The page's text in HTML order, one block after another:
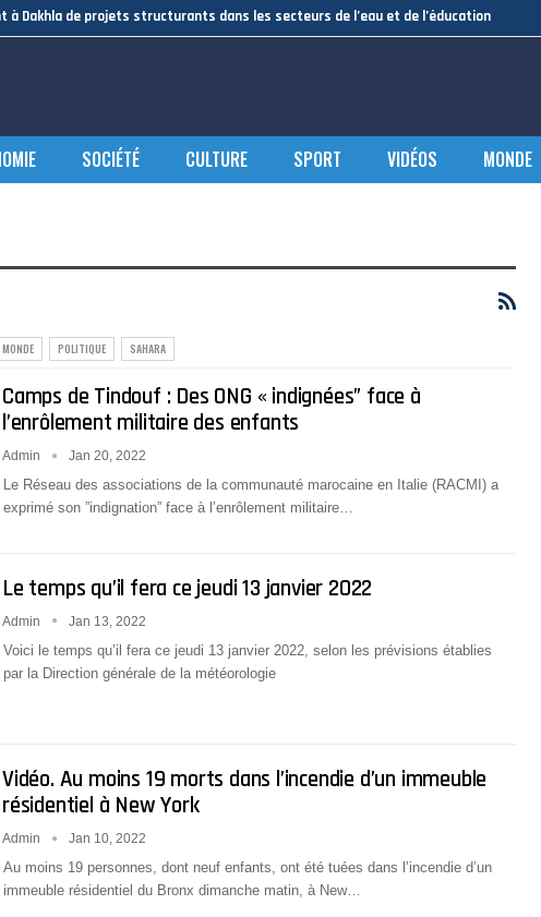
à Dakhla de projets structurants dans les secteurs de l’eau et de l’éducation
SOCIÉTÉ CULTURE SPORT VIDÉOS MONDE
MONDE POLITIQUE SAHARA
Camps de Tindouf : Des ONG « indignées” face à
l’enrôlement militaire des enfants
Admin Jan 20, 2022
Le Réseau des associations de la communauté marocaine en Italie (RACMI) a
exprimé son ”indignation” face à l’enrôlement militaire…
Le temps qu’il fera ce jeudi 13 janvier 2022
Admin Jan 13, 2022
Voici le temps qu’il fera ce jeudi 13 janvier 2022, selon les prévisions établies
par la Direction générale de la météorologie
Vidéo. Au moins 19 morts dans l’incendie d’un immeuble
résidentiel à New York
Admin Jan 10, 2022
Au moins 19 personnes, dont neuf enfants, ont été tuées dans l’incendie d’un
immeuble résidentiel du Bronx dimanche matin, à New…